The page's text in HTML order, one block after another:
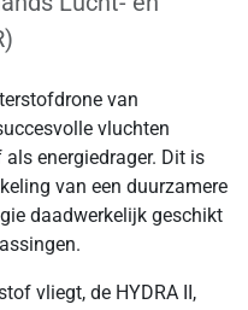
van
vluchten
energiedrager. Dit is
van een duurzamere
daadwerkelijk geschikt
vliegt, de HYDRA II,